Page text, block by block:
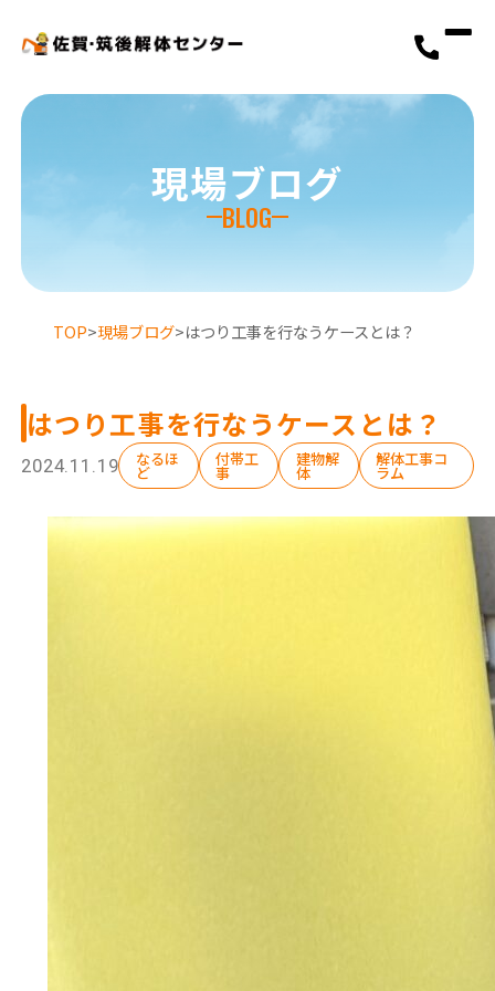
選ば
解体
会
現場ブログ
BLOG
TOP>現場ブログ>はつり工事を行なうケースとは？
はつり工事を行なうケースとは？
2024.11.19 なるほ
ど
付帯工
事
建物解
体
解体工事コ
ラム